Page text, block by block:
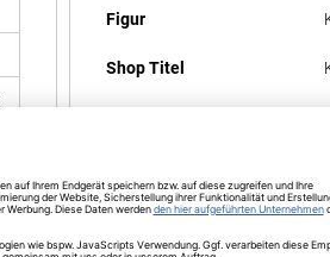
Figur
Shop Titel